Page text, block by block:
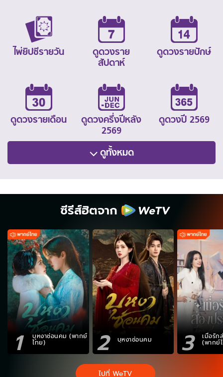
ไพ่ยิปซีรายวัน
ดูดวงราย
สัปดาห์
ดูดวงรายปักษ์
ดูดวงรายเดือน
ดูดวงครึ่งปีหลัง
2569
ดูดวงปี 2569
ดูทั้งหมด
ซีรีส์ฮิตจาก
1 บุหงาซ่อนคม (พากย์
ไทย) 2 บุหงาซ่อนคม 3 เมื่อรัก
(พากย์
ไปที่ WeTV